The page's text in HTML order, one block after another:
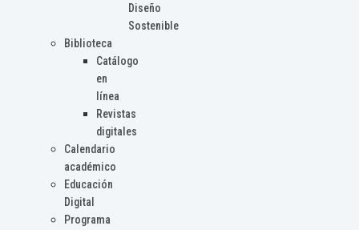
Diseño
Sostenible
Biblioteca
Catálogo
en
línea
Revistas
digitales
Calendario
académico
Educación
Digital
Programa